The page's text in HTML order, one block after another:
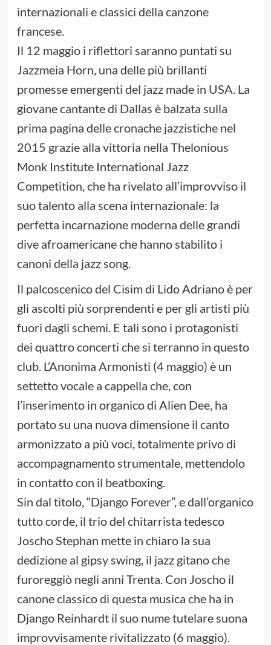
internazionali e classici della canzone
francese.
Il 12 maggio i riflettori saranno puntati su
Jazzmeia Horn, una delle più brillanti
promesse emergenti del jazz made in USA. La
giovane cantante di Dallas è balzata sulla
prima pagina delle cronache jazzistiche nel
2015 grazie alla vittoria nella Thelonious
Monk Institute International Jazz
Competition, che ha rivelato all’improvviso il
suo talento alla scena internazionale: la
perfetta incarnazione moderna delle grandi
dive afroamericane che hanno stabilito i
canoni della jazz song.
Il palcoscenico del Cisim di Lido Adriano è per
gli ascolti più sorprendenti e per gli artisti più
fuori dagli schemi. E tali sono i protagonisti
dei quattro concerti che si terranno in questo
club. L’Anonima Armonisti (4 maggio) è un
settetto vocale a cappella che, con
l’inserimento in organico di Alien Dee, ha
portato su una nuova dimensione il canto
armonizzato a più voci, totalmente privo di
accompagnamento strumentale, mettendolo
in contatto con il beatboxing.
Sin dal titolo, “Django Forever”, e dall’organico
tutto corde, il trio del chitarrista tedesco
Joscho Stephan mette in chiaro la sua
dedizione al gipsy swing, il jazz gitano che
furoreggiò negli anni Trenta. Con Joscho il
canone classico di questa musica che ha in
Django Reinhardt il suo nume tutelare suona
improvvisamente rivitalizzato (6 maggio).